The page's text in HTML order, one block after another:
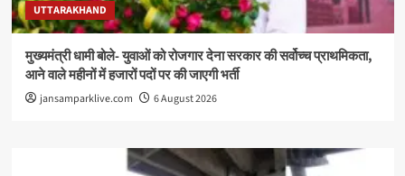
UTTARAKHAND
मुख्यमंत्री धामी बोले- युवाओं को रोजगार देना सरकार की सर्वोच्च प्राथमिकता,
आने वाले महीनों में हजारों पदों पर की जाएगी भर्ती
jansamparklive.com 6 August 2026